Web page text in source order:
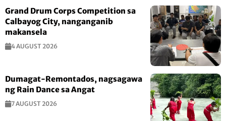
Grand Drum Corps Competition sa
Calbayog City, nanganganib
makansela
4 AUGUST 2026
Dumagat-Remontados, nagsagawa
ng Rain Dance sa Angat
7 AUGUST 2026